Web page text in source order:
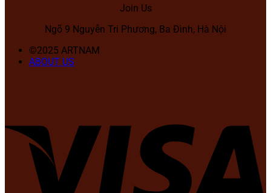
Join Us
Ngõ 9 Nguyễn Tri Phương, Ba Đình, Hà Nội
©2025 ARTNAM
ABOUT US